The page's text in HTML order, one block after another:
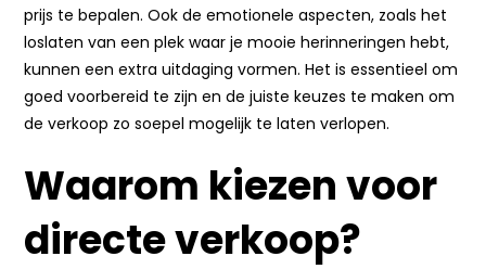
prijs te bepalen. Ook de emotionele aspecten, zoals het
loslaten van een plek waar je mooie herinneringen hebt,
kunnen een extra uitdaging vormen. Het is essentieel om
goed voorbereid te zijn en de juiste keuzes te maken om
de verkoop zo soepel mogelijk te laten verlopen.
Waarom kiezen voor
directe verkoop?